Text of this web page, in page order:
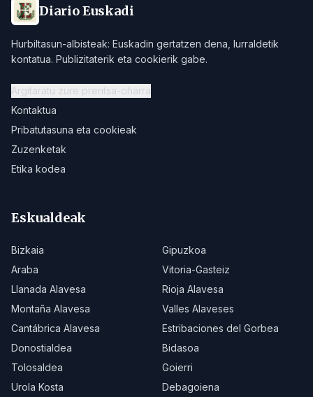
Diario Euskadi
Hurbiltasun-albisteak: Euskadin gertatzen dena, lurraldetik
kontatua. Publizitaterik eta cookierik gabe.
Argitaratu zure prentsa-oharra
Kontaktua
Pribatutasuna eta cookieak
Zuzenketak
Etika kodea
Eskualdeak
Bizkaia
Gipuzkoa
Araba
Vitoria-Gasteiz
Llanada Alavesa
Rioja Alavesa
Montaña Alavesa
Valles Alaveses
Cantábrica Alavesa
Estribaciones del Gorbea
Donostialdea
Bidasoa
Tolosaldea
Goierri
Urola Kosta
Debagoiena